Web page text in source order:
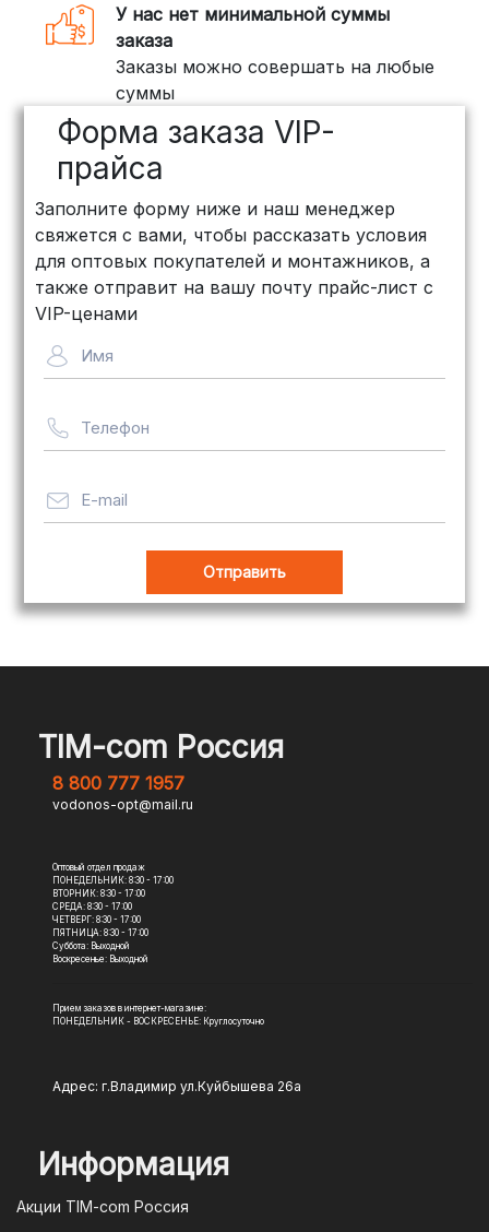
У нас нет минимальной суммы
заказа
Заказы можно совершать на любые
суммы
Форма заказа VIP-
прайса
Заполните форму ниже и наш менеджер
свяжется с вами, чтобы рассказать условия
для оптовых покупателей и монтажников, а
также отправит на вашу почту прайс-лист с
VIP-ценами
Имя
Телефон
E-mail
TIM-com Россия
8 800 777 1957
vodonos-opt@mail.ru
Оптовый отдел продаж
ПОНЕДЕЛЬНИК: 8:30 - 17:00
ВТОРНИК: 8:30 - 17:00
СРЕДА: 8:30 - 17:00
ЧЕТВЕРГ: 8:30 - 17:00
ПЯТНИЦА: 8:30 - 17:00
Суббота: Выходной
Воскресенье: Выходной
Прием заказов в интернет-магазине:
ПОНЕДЕЛЬНИК - ВОСКРЕСЕНЬЕ: Круглосуточно
Адрес: г.Владимир ул.Куйбышева 26а
Информация
Акции TIM-com Россия